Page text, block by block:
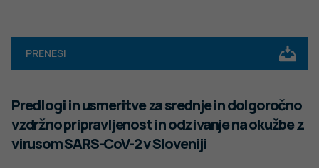
PRENESI
Predlogi in usmeritve za srednje in dolgoročno
vzdržno pripravljenost in odzivanje na okužbe z
virusom SARS-CoV-2 v Sloveniji